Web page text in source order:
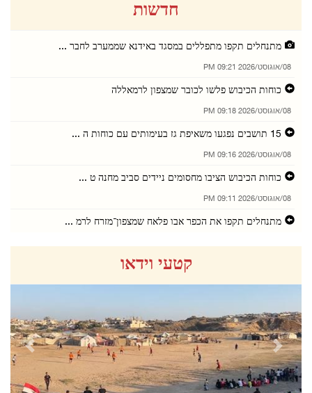
חדשות
מתנחלים תקפו מתפללים במסגד באידנא שממערב לחבר ...
08/אוגוסט/2026 09:21 PM
כוחות הכיבוש פלשו לכובר שמצפון לרמאללה
08/אוגוסט/2026 09:18 PM
15 תושבים נפגעו משאיפת גז בעימותים עם כוחות ה ...
08/אוגוסט/2026 09:16 PM
כוחות הכיבוש הציבו מחסומים ניידים סביב מחנה ט ...
08/אוגוסט/2026 09:11 PM
מתנחלים תקפו את הכפר אבו פלאח שמצפון־מזרח לרמ ...
מתנחלים פלשו לבית עור א־תחתא ולכפר ג'לג'ליא
08/אוגוסט/2026 08:56 PM
פלסטין גינתה את התקיפה נגד מכלית אמירתית במצר ...
08/אוגוסט/2026 08:55 PM
תושבים נפגעו משאיפת גז במהלך פלישת כוחות הכיב ...
08/אוגוסט/2026 08:53 PM
קטעי וידאו
Next